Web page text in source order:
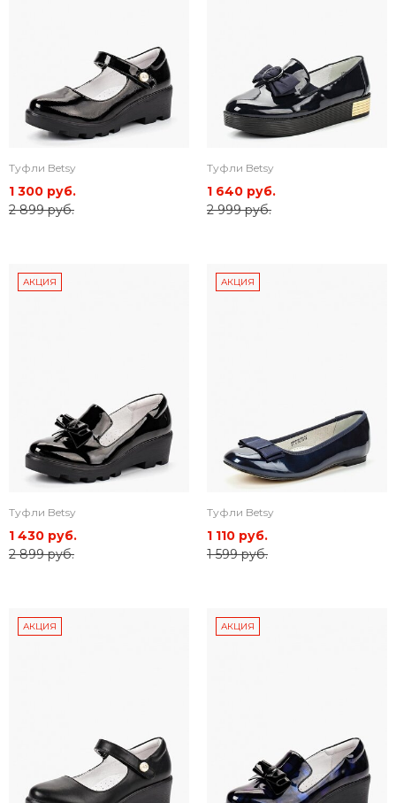
Туфли Betsy
1 300 руб.
2 899 руб.
Туфли Betsy
1 640 руб.
2 999 руб.
АКЦИЯ
Туфли Betsy
1 430 руб.
2 899 руб.
АКЦИЯ
Туфли Betsy
1 110 руб.
1 599 руб.
АКЦИЯ АКЦИЯ